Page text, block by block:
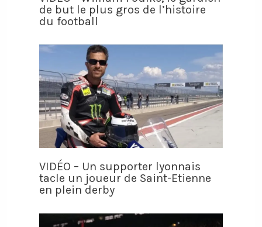
de but le plus gros de l’histoire
du football
VIDÉO – Un supporter lyonnais
tacle un joueur de Saint-Etienne
en plein derby